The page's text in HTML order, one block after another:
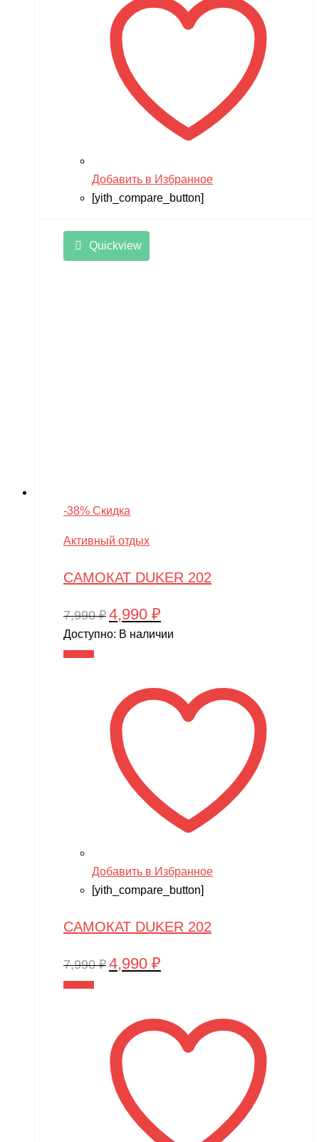
Добавить в Избранное
[yith_compare_button]
Quickview
-38% Скидка
Активный отдых
САМОКАТ DUKER 202
7,990₽ Первоначальная
цена
4,990 ₽
цена:
Доступно: В наличии
Добавить в Избранное
[yith_compare_button]
САМОКАТ DUKER 202
7,990₽ Первоначальная
7,990 ₽.
4,990 ₽